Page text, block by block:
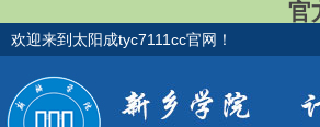
官
欢迎来到太阳成tyc7111cc官网！